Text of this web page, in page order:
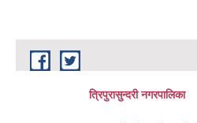
Skip to main content
त्रिपुरासुन्दरी नगरपालिका